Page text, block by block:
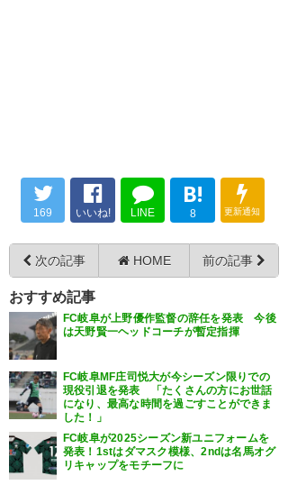
https://t.co/Q1GrY25dRE
— whoisme (Whoisme813)
2018, 8月 11
2018, 8月 11
古橋抜けた補強でデルピエロね
— オラトス (oratos_kyoto3ga)
2018, 8月 11
デルピエロFC岐阜のうりんコラ
ボ？？？（先読みマン）
のポスター、真ん中に「ともだ
ちができました。」って書いて
— 緑のくまさん (Yuaman1208)
2018, 8月 11
デルピエロが来てくれるだけじ
ゃなく、原博実さんと平畠さん
も来てくれる！これはつまり…
あとは『サポルト！』の高田先
169 いいね! LINE
B!
8 更新通知
次の記事 HOME 前の記事
おすすめ記事
FC岐阜が上野優作監督の辞任を発表 今後
は天野賢一ヘッドコーチが暫定指揮
FC岐阜MF庄司悦大が今シーズン限りでの
現役引退を発表 「たくさんの方にお世話
になり、最高な時間を過ごすことができま
した！」
FC岐阜が2025シーズン新ユニフォームを
発表！1stはダマスク模様、2ndは名馬オグ
リキャップをモチーフに